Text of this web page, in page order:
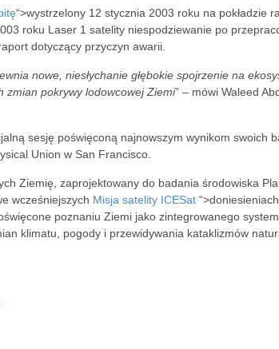
“>wystrzelony 12 stycznia 2003 roku na pokładzie
roku Laser 1 satelity niespodziewanie po
dotyczący przyczyn awarii.
nowe, niesłychanie głębokie spojrzenie na
zmian pokrywy lodowcowej Ziemi” – mówi Waleed
sesję poświęconą najnowszym wynikom swoich
Union w San Francisco.
Ziemię, zaprojektowany do badania środowiska
wcześniejszych Misja satelity ICESat “>doniesieniach.
poznaniu Ziemi jako zintegrowanego
klimatu, pogody i przewidywania kataklizmów